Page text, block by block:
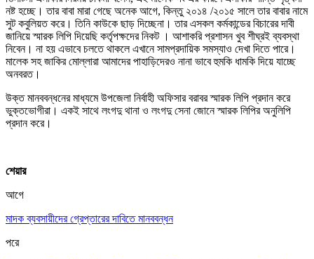
নষ্ট হচ্ছে। তার বাবা মারা গেছে অনেক আগে, কিন্তু ২০১৪ /২০১৫ সালে তার বাবার নামে
সুট কবুলিয়ত করে। তিনি কাউকে ছাড় দিচ্ছেনা। তার এসকল কর্মকান্ডের বিচারের দাবী
জানিয়ে স্মারক লিপি দিয়েছি কর্তৃপক্ষদের নিকট । আশাকরি প্রশাসন খুব শীঘ্রই ব্যবস্থা
নিবেন। না হয় এভাবে চলতে থাকলে এখানে সামপ্রদায়িক সমস্যাও দেখা দিতে পারে।
মালেক সহ জাকির মোল্লারা আমাদের পাহাড়িদেরও নানা ভাবে হুমকি ধামকি দিয়ে যাচ্ছে
অনবরত।
উক্ত মানববন্ধনের মাধ্যমে উপজেলা নির্বাহী অফিসার বরাবর স্মারক লিপি প্রদান করে
ভুক্তভোগীরা। একই সাথে লংগদু থানা ও লংগদু সেনা জোনে স্মারক লিপির অনুলিপি
প্রদান করে।
শেয়ার
আগে
মাদক ব্যবসায়ীদের গ্রেপ্তারের দাবিতে মানববন্ধন
পরে